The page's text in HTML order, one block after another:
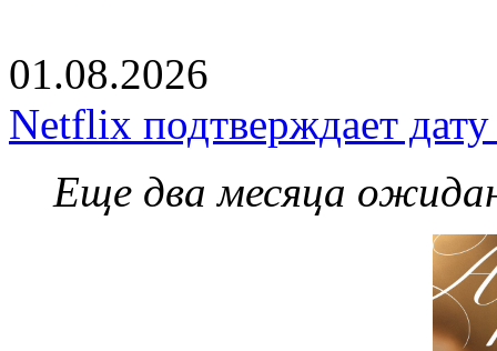
01.08.2026
Netflix подтверждает
Еще два месяца